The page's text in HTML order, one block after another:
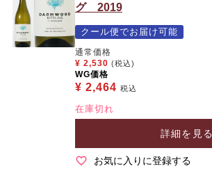
グ 2019
クール便でお届け可能
通常価格
¥ 2,530 (税込)
WG価格
¥ 2,464 税込
在庫切れ
詳細を見る
お気に入りに登録する